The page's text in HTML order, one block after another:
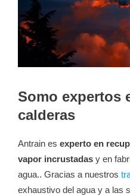
Somo expertos
calderas
Antrain es experto en
vapor incrustadas y en
agua.. Gracias a nuestros
exhaustivo del agua y a las